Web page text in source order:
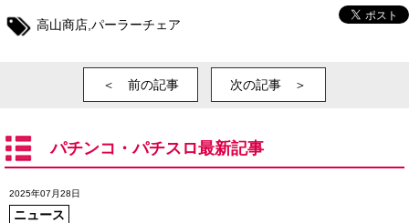
高山商店 パーラーチェア
＜ 前の記事 次の記事 ＞
パチンコ・パチスロ最新記事
2025年07月28日
ニュース